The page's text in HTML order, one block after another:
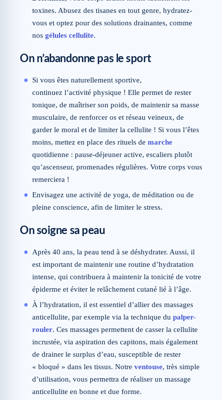
toxines. Abusez des tisanes en tout genre, hydratez-
vous et optez pour des solutions drainantes, comme
nos gélules cellulite.
On n’abandonne pas le sport
Si vous êtes naturellement sportive,
continuez l’activité physique ! Elle permet de rester
tonique, de maîtriser son poids, de maintenir sa masse
musculaire, de renforcer os et réseau veineux, de
garder le moral et de limiter la cellulite ! Si vous l’êtes
moins, mettez en place des rituels de marche
quotidienne : pause-déjeuner active, escaliers plutôt
qu’ascenseur, promenades régulières. Votre corps vous
remerciera !
Envisagez une activité de yoga, de méditation ou de
pleine conscience, afin de limiter le stress.
On soigne sa peau
Après 40 ans, la peau tend à se déshydrater. Aussi, il
est important de maintenir une routine d’hydratation
intense, qui contribuera à maintenir la tonicité de votre
épiderme et éviter le relâchement cutané lié à l’âge.
À l’hydratation, il est essentiel d’allier des massages
anticellulite, par exemple via la technique du palper-
rouler. Ces massages permettent de casser la cellulite
incrustée, via aspiration des capitons, mais également
de drainer le surplus d’eau, susceptible de rester
« bloqué » dans les tissus. Notre ventouse, très simple
d’utilisation, vous permettra de réaliser un massage
anticellulite en bonne et due forme.